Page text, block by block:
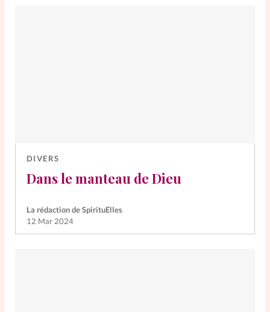
DIVERS
Dans le manteau de Dieu
La rédaction de SpirituElles
12 Mar 2024